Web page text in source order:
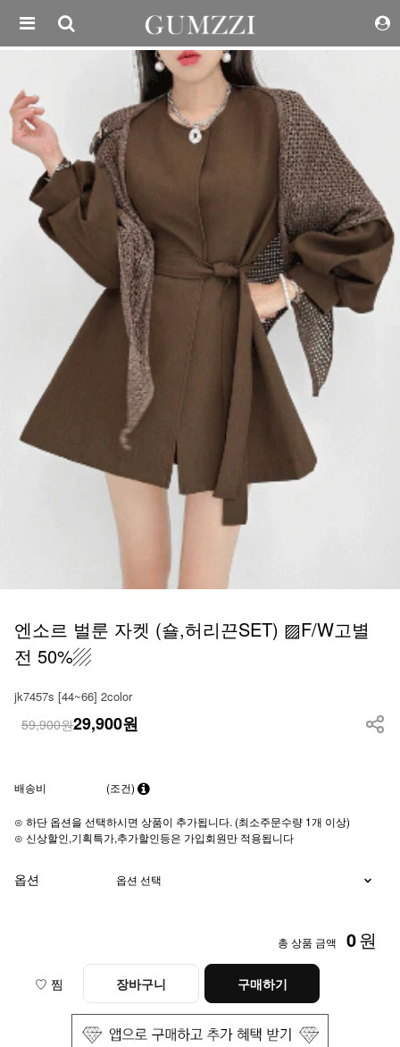
엔소르 벌룬 자켓 (숄,허리끈SET) ▨F/W고별
전 50%▨
jk7457s [44~66] 2color
59,900원29,900원
배송비 (조건)
⊙ 하단 옵션을 선택하시면 상품이 추가됩니다. (최소주문수량 1개 이상)
⊙ 신상할인,기획특가,추가할인등은 가입회원만 적용됩니다
옵션
총 상품 금액 0원
♡ 찜 장바구니 구매하기